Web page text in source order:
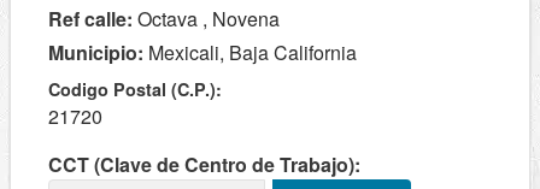
Ref calle: Octava , Novena
Municipio: Mexicali, Baja California
Codigo Postal (C.P.):
21720
CCT (Clave de Centro de Trabajo):